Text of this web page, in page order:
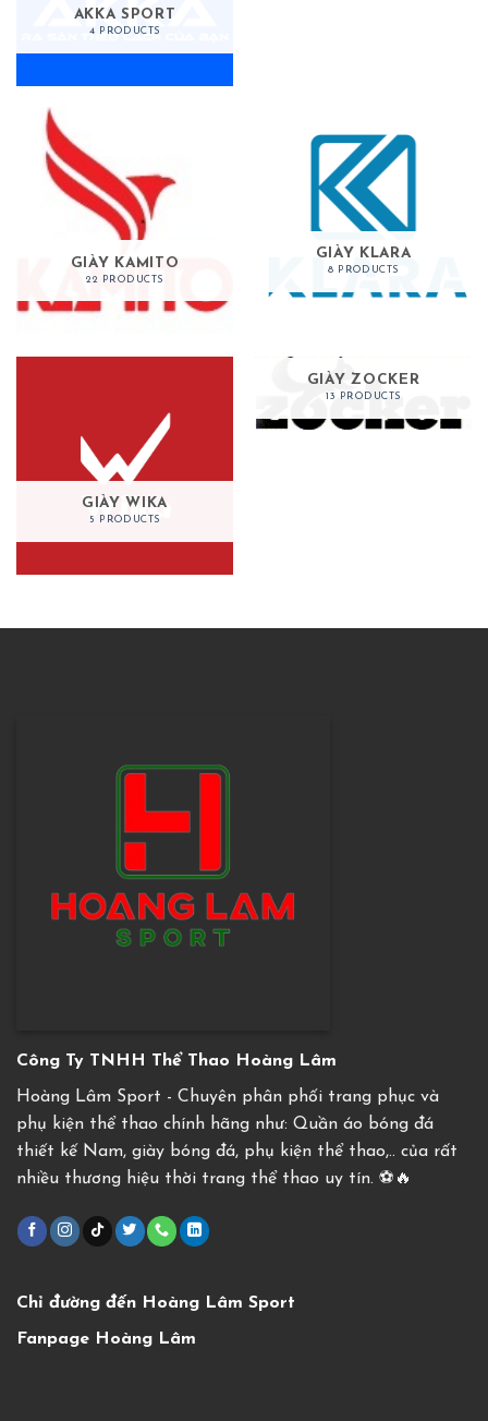
AKKA SPORT
4 PRODUCTS
GIÀY KAMITO
22 PRODUCTS
GIÀY KLARA
8 PRODUCTS
GIÀY WIKA
5 PRODUCTS
GIÀY ZOCKER
13 PRODUCTS
Công Ty TNHH Thể Thao Hoàng Lâm
Hoàng Lâm Sport - Chuyên phân phối trang phục và
phụ kiện thể thao chính hãng như: Quần áo bóng đá
thiết kế Nam, giày bóng đá, phụ kiện thể thao,.. của rất
nhiều thương hiệu thời trang thể thao uy tín. ⚽️🔥
Chỉ đường đến Hoàng Lâm Sport
Fanpage Hoàng Lâm